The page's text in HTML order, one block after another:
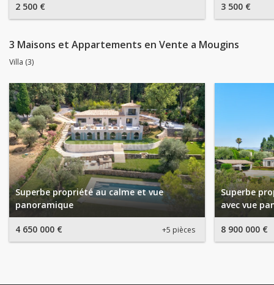
2 500 € 3 500 €
3 Maisons et Appartements en Vente a Mougins
Villa (3)
Superbe propriété au calme et vue
panoramique
4 650 000 € +5 pièces
Superbe
avec vue
8 900 000 €